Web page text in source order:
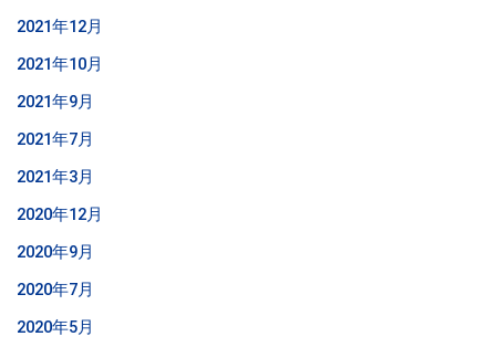
2021年12月
2021年10月
2021年9月
2021年7月
2021年3月
2020年12月
2020年9月
2020年7月
2020年5月